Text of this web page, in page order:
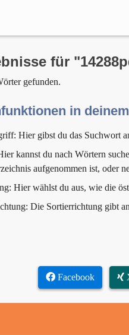
für
gefunden.
in
Hier gibst du das Suchwort
kannst du nach Wörtern
aufgenommen ist, oder
Hier wählst du aus, wie die
Die Sortierrichtung gibt
Facebook